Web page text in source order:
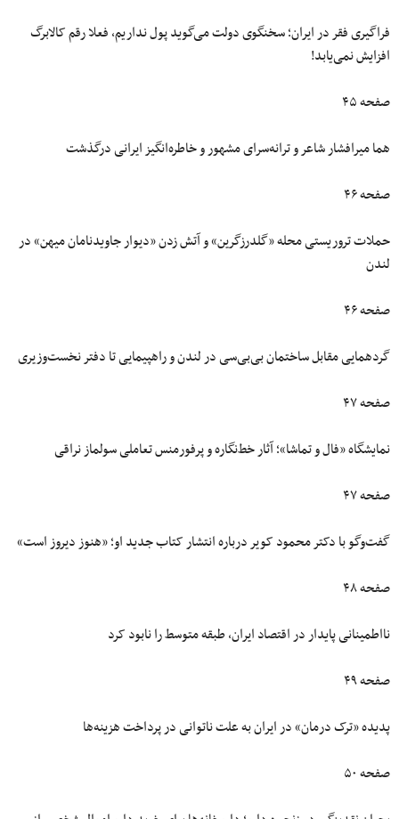
فراگیری فقر در ایران؛ سخنگوی دولت می‌گوید پول نداریم، فعلا رقم کالابرگ
افزایش نمی‌یابد!
صفحه ۴۵
هما میرافشار شاعر و ترانه‌سرای مشهور و خاطره‌انگیز ایرانی درگذشت
صفحه ۴۶
حملات تروریستی محله «گلدرزگرین» و آتش‌ زدن «دیوار جاویدنامان میهن» در
لندن
صفحه ۴۶
گردهمایی مقابل ساختمان بی‌بی‌سی در لندن و راهپیمایی تا دفتر نخست‌وزیری
صفحه ۴۷
نمایشگاه «فال و تماشا»؛ آثار خط‌نگاره و پرفورمنس تعاملی سولماز نراقی
صفحه ۴۷
گفت‌وگو با دکتر محمود کویر درباره انتشار کتاب جدید او؛‌ «هنوز دیروز است»
صفحه ۴۸
نااطمینانی پایدار در اقتصاد ایران، طبقه متوسط را نابود کرد
صفحه ۴۹
پدیده «ترک درمان» در ایران به‌ علت ناتوانی در پرداخت هزینه‌ها
صفحه ۵۰